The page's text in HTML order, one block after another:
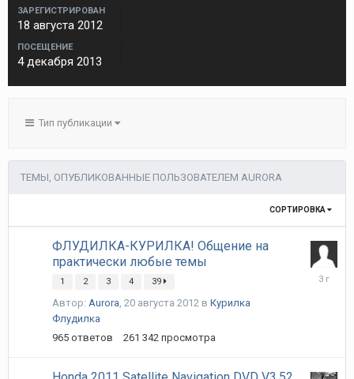
ЗАРЕГИСТРИРОВАН
18 августа 2012
ПОСЕЩЕНИЕ
4 декабря 2013
Тип публикации
ТЕМЫ, ОПУБЛИКОВАННЫЕ ПОЛЬЗОВАТЕЛЕМ AURORA
СОРТИРОВКА
ФЛУДИЛКА-КУРИЛКА! Общение на
практически любые темы
1 2 3 4 39
Автор: Aurora, 20 августа 2012 в Курилка
Флудилка
965 ответов 261 342 просмотра
21